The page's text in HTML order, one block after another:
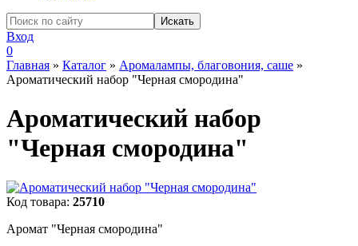
Вход
0
Главная » Каталог » Аромалампы, благовония, саше »
Ароматический набор "Черная смородина"
Ароматический набор
"Черная смородина"
Код товара: 25710
Аромат "Черная смородина"